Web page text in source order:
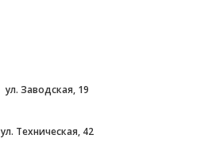
ул. Заводская, 19
ул. Техническая, 42